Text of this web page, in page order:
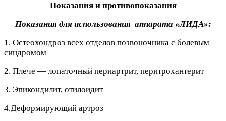
Показания и противопоказания
Показания для использования аппарата «ЛИДА»:
1. Остеохондроз всех отделов позвоночника с болевым
синдромом
2. Плече — лопаточный периартрит, перитрохантерит
3. Эпикондилит, отилоидит
4.Деформирующий артроз